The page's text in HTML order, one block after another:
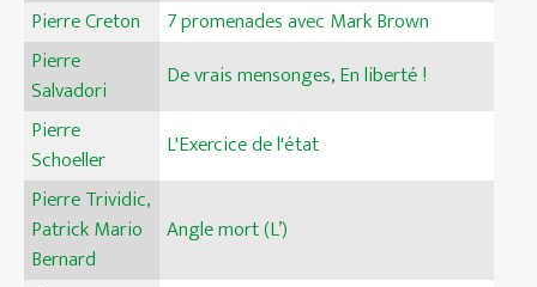
Pierre Creton
7 promenades avec Mark Brown
Pierre
Salvadori
De vrais mensonges,En liberté !
Pierre
Schoeller
L'Exercice de l'état
Pierre Trividic,
Patrick Mario
Bernard
Angle mort (L’)